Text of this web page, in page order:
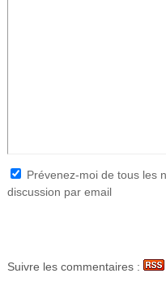
Prévenez-moi de tous les
discussion par email
Suivre les commentaires :